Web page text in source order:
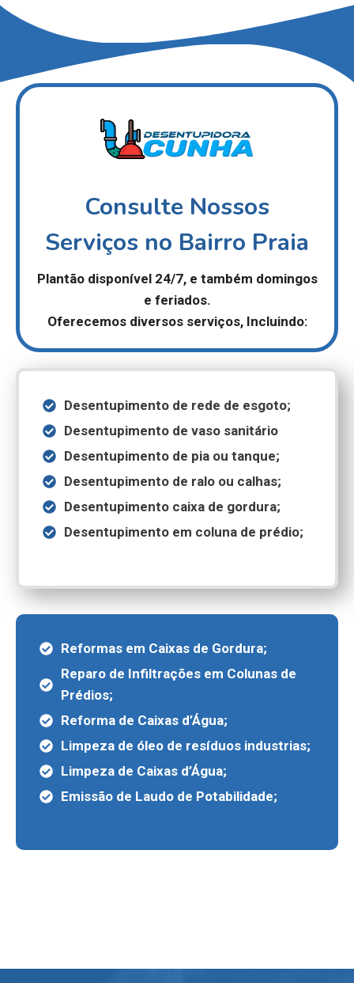
Consulte Nossos
Serviços no Bairro Praia
Plantão disponível 24/7,e também domingos
e feriados.
Oferecemos diversos serviços, Incluindo:
Desentupimento de rede de esgoto;
Desentupimento de vaso sanitário
Desentupimento de pia ou tanque;
Desentupimento de ralo ou calhas;
Desentupimento caixa de gordura;
Desentupimento em coluna de prédio;
Reformas em Caixas de Gordura;
Reparo de Infiltrações em Colunas de
Prédios;
Reforma de Caixas d’Água;
Limpeza de óleo de resíduos industrias;
Limpeza de Caixas d’Água;
Emissão de Laudo de Potabilidade;